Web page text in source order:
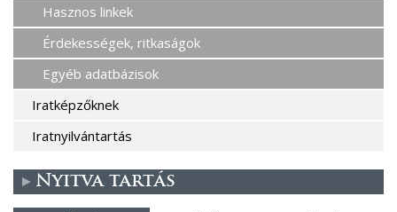
Hasznos linkek
Érdekességek, ritkaságok
Egyéb adatbázisok
Iratképzőknek
Iratnyilvántartás
Nyitva tartás